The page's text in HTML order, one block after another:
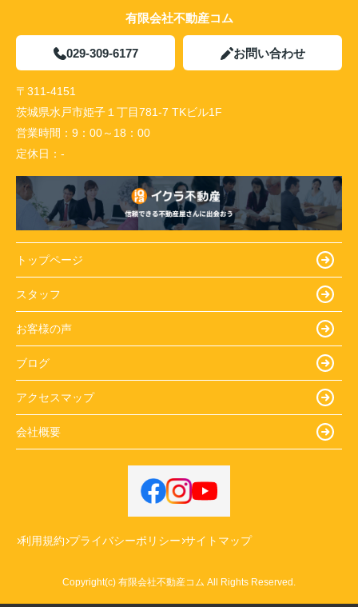
有限会社不動産コム
029-309-6177 お問い合わせ
〒311-4151
茨城県水戸市姫子１丁目781-7 TKビル1F
営業時間： 9：00～18：00
定休日： -
トップページ
スタッフ
お客様の声
ブログ
アクセスマップ
会社概要
利用規約 プライバシーポリシー サイトマップ
Copyright(c) 有限会社不動産コム All Rights Reserved.